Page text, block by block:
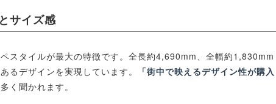
サイズ感
スタイルが最大の特徴です。全長約4,690mm、全幅約1,830mm
るデザインを実現しています。
「街中で映えるデザイン性が購入
く聞かれます。